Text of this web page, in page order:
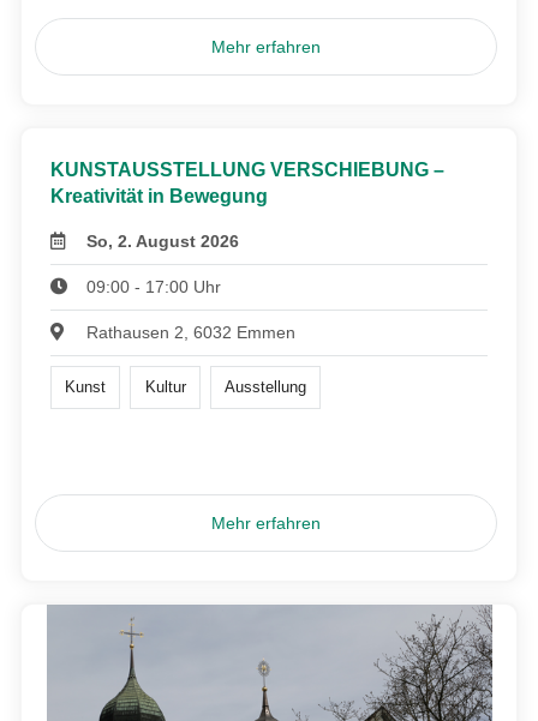
Mehr erfahren
KUNSTAUSSTELLUNG VERSCHIEBUNG –
Kreativität in Bewegung
So, 2. August 2026
09:00 - 17:00 Uhr
Rathausen 2, 6032 Emmen
Kunst Kultur Ausstellung
Mehr erfahren